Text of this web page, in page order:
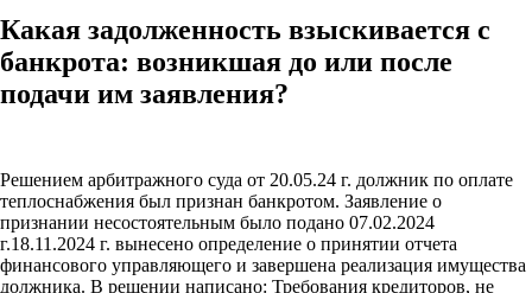
Какая задолженность взыскивается с
банкрота: возникшая до или после
подачи им заявления?
Решением арбитражного суда от 20.05.24 г. должник по оплате
теплоснабжения был признан банкротом. Заявление о
признании несостоятельным было подано 07.02.2024
г.18.11.2024 г. вынесено определение о принятии отчета
финансового управляющего и завершена реализация имущества
должника. В решении написано: Требования кредиторов, не